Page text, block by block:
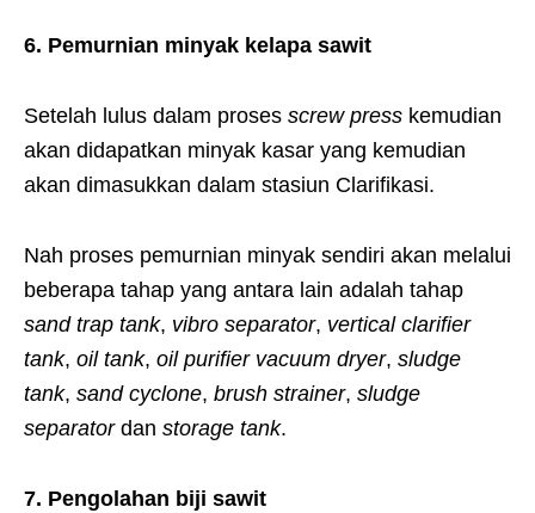
6. Pemurnian minyak kelapa sawit
Setelah lulus dalam proses screw press kemudian
akan didapatkan minyak kasar yang kemudian
akan dimasukkan dalam stasiun Clarifikasi.
Nah proses pemurnian minyak sendiri akan melalui
beberapa tahap yang antara lain adalah tahap
sand trap tank, vibro separator, vertical clarifier
tank, oil tank, oil purifier vacuum dryer, sludge
tank, sand cyclone, brush strainer, sludge
separator dan storage tank.
7. Pengolahan biji sawit